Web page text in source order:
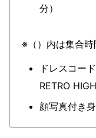
分）
※（）内は集合時
ドレスコー
RETRO
顔写真付き